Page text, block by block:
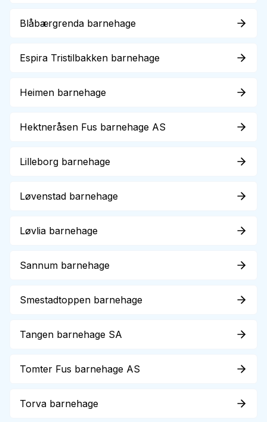
Blåbærgrenda barnehage
Espira Tristilbakken barnehage
Heimen barnehage
Hektneråsen Fus barnehage AS
Lilleborg barnehage
Løvenstad barnehage
Løvlia barnehage
Sannum barnehage
Smestadtoppen barnehage
Tangen barnehage SA
Tomter Fus barnehage AS
Torva barnehage